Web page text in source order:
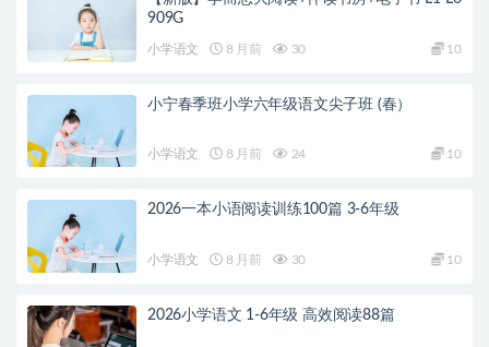
909G
小学语文 8 月前 30 10
小宁春季班小学六年级语文尖子班 (春）
小学语文 8 月前 24 10
2026一本小语阅读训练100篇 3-6年级
小学语文 8 月前 30 10
2026小学语文 1-6年级 高效阅读88篇